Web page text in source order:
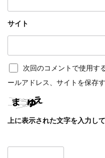
サイト
次回のコメントで使用す
ールアドレス、サイトを保存す
上に表示された文字を入力して